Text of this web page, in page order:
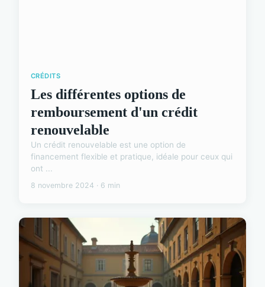
CRÉDITS
Les différentes options de
remboursement d'un crédit
renouvelable
Un crédit renouvelable est une option de
financement flexible et pratique, idéale pour ceux qui
ont ...
8 novembre 2024 · 6 min